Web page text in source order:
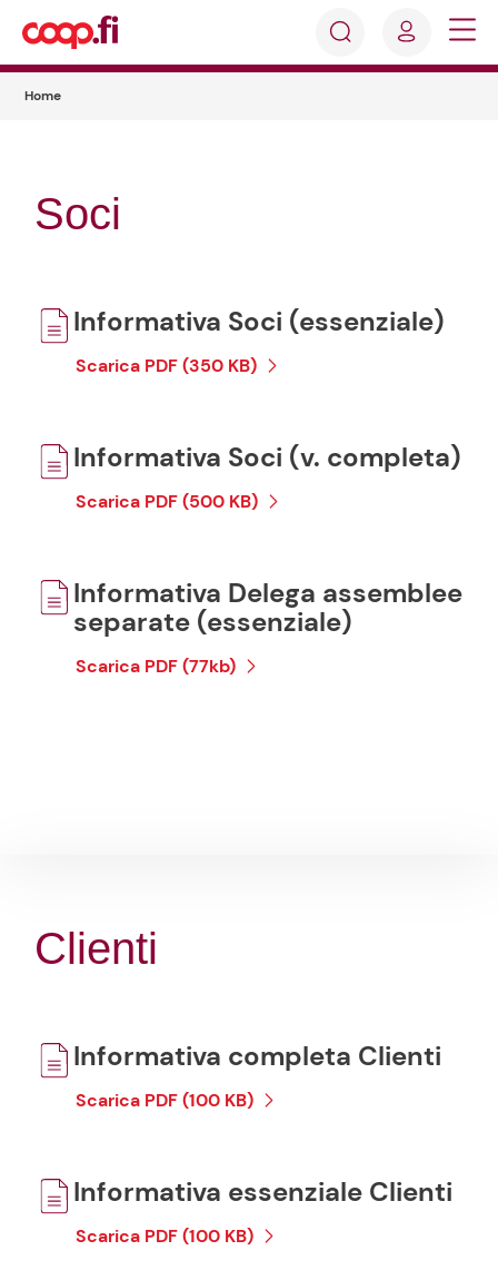
Accedi
Registrati
Home
Soci
Informativa Soci (essenziale)
Scarica PDF (350 KB)
Informativa Soci (v. completa)
Scarica PDF (500 KB)
Informativa Delega assemblee
separate (essenziale)
Scarica PDF (77kb)
Clienti
Informativa completa Clienti
Scarica PDF (100 KB)
Informativa essenziale Clienti
Scarica PDF (100 KB)